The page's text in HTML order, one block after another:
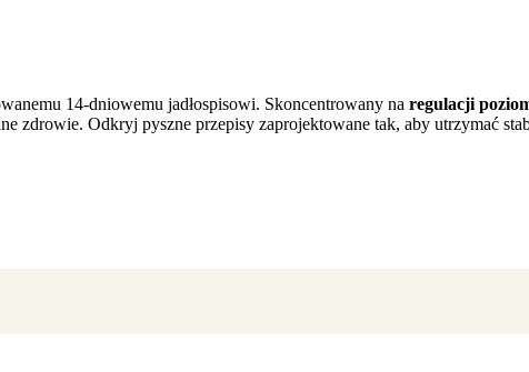
14-dniowemu jadłospisowi. Skoncentrowany na regulacji
zdrowie. Odkryj pyszne przepisy zaprojektowane tak, aby utrzymać